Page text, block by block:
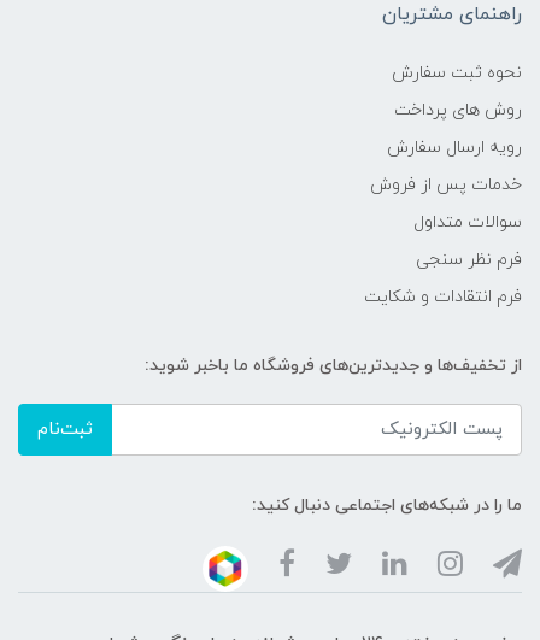
راهنمای مشتریان
نحوه ثبت سفارش
روش های پرداخت
رویه ارسال سفارش
خدمات پس از فروش
سوالات متداول
فرم نظر سنجی
فرم انتقادات و شکایت
از تخفیف‌ها و جدیدترین‌های فروشگاه ما باخبر شوید:
ثبت‌نام
ما را در شبکه‌های اجتماعی دنبال کنید: